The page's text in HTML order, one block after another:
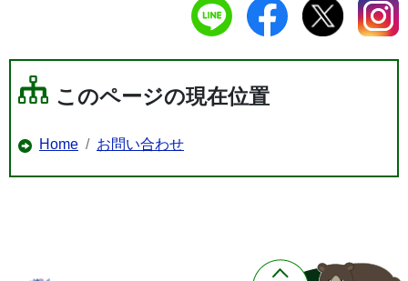
このページの現在位置
Home お問い合わせ